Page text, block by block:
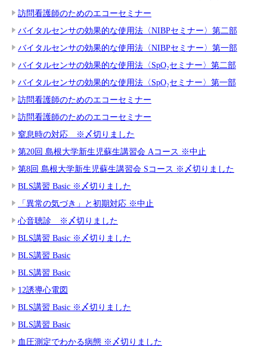
訪問看護師のためのエコーセミナー
バイタルセンサの効果的な使用法〈NIBPセミナー〉第二部
バイタルセンサの効果的な使用法〈NIBPセミナー〉第一部
バイタルセンサの効果的な使用法〈SpO₂セミナー〉第二部
バイタルセンサの効果的な使用法〈SpO₂セミナー〉第一部
訪問看護師のためのエコーセミナー
訪問看護師のためのエコーセミナー
窒息時の対応 ※〆切りました
第20回 島根大学新生児蘇生講習会 Aコース ※中止
第8回 島根大学新生児蘇生講習会 Sコース ※〆切りました
BLS講習 Basic ※〆切りました
「異常の気づき」と初期対応 ※中止
心音聴診 ※〆切りました
BLS講習 Basic ※〆切りました
BLS講習 Basic
BLS講習 Basic
12誘導心電図
BLS講習 Basic ※〆切りました
BLS講習 Basic
血圧測定でわかる病態 ※〆切りました